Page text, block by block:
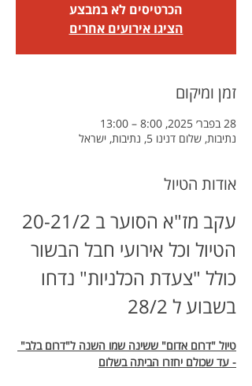
הכרטיסים לא במבצע
הציגו אירועים אחרים
זמן ומיקום
28 בפבר׳ 2025, 8:00 – 13:00
נתיבות, שלום דנינו 5, נתיבות, ישראל
אודות הטיול
הטיול וכל אירועי חבל הבשור
כולל "צעדת הכלניות" נדחו
בשבוע ל 28/2
טיול "דרום אדום" ששינה שמו השנה ל"דרום בלב"
- עד שכולם יחזרו הביתה בשלום